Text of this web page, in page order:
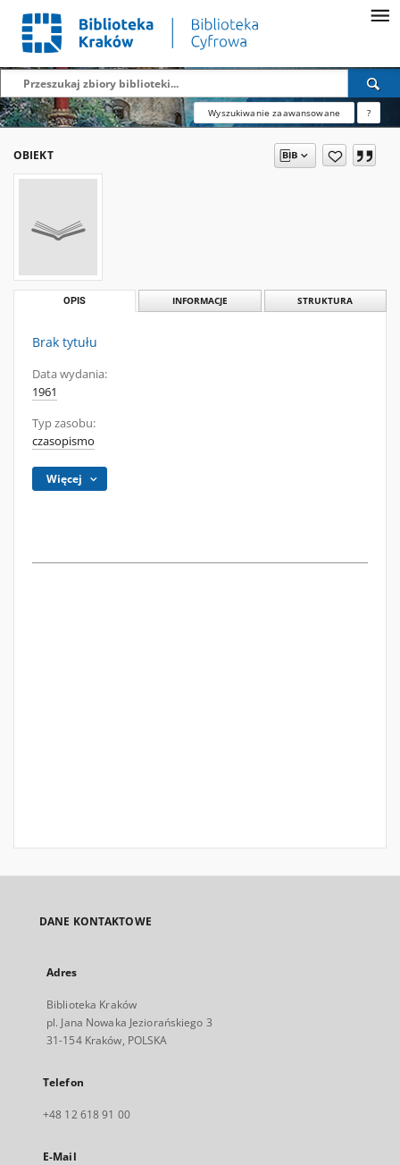
Wyszukiwanie zaawansowane ?
OBIEKT
OPIS INFORMACJE STRUKTURA
Brak tytułu
Data wydania:
1961
Typ zasobu:
czasopismo
Więcej
DANE KONTAKTOWE
Adres
Biblioteka Kraków
pl. Jana Nowaka Jeziorańskiego 3
31-154 Kraków, POLSKA
Telefon
+48 12 618 91 00
E-Mail